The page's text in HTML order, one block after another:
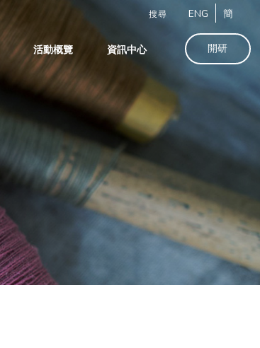
搜尋 ENG 簡
活動概覽 資訊中心 開研